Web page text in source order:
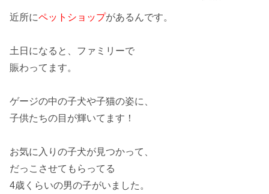
近所にペットショップがあるんです。
土日になると、 ファミリーで
賑わってます。
ゲージの中の子犬や子猫の姿に、
子供たちの目が輝いてます！
お気に入りの子犬が見つかって、
だっこ させてもらってる
4歳くらいの男の子がいました。